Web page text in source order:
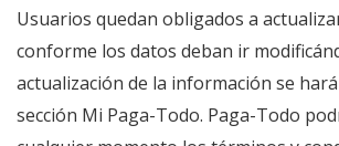
Usuarios quedan obligados a
conforme los datos deban ir
actualización de la información se
sección Mi Paga-Todo. Paga-Todo